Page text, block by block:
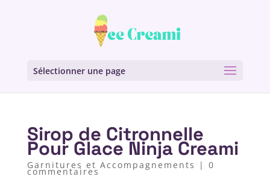
Sélectionner une page
Sirop de Citronnelle
Pour Glace Ninja Creami
Garnitures et Accompagnements | 0
commentaires